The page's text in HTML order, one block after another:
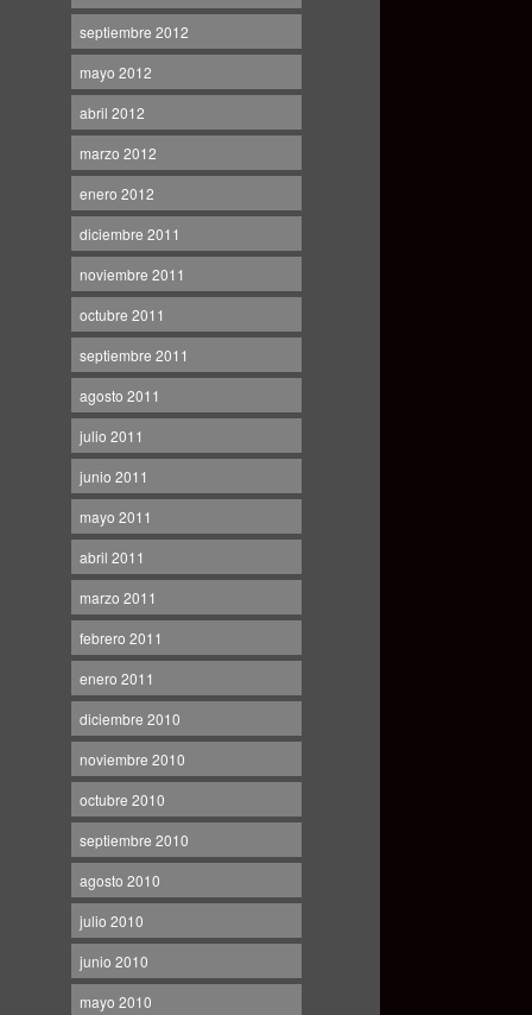
septiembre 2012
mayo 2012
abril 2012
marzo 2012
enero 2012
diciembre 2011
noviembre 2011
octubre 2011
septiembre 2011
agosto 2011
julio 2011
junio 2011
mayo 2011
abril 2011
marzo 2011
febrero 2011
enero 2011
diciembre 2010
noviembre 2010
octubre 2010
septiembre 2010
agosto 2010
julio 2010
junio 2010
mayo 2010